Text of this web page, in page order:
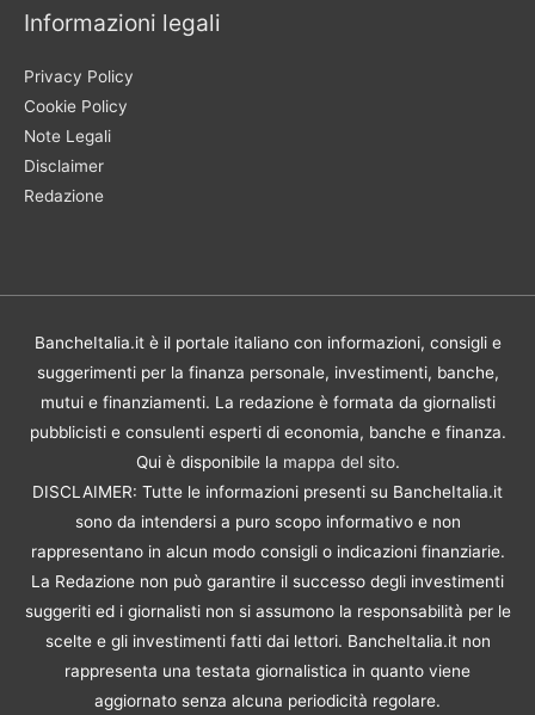
Informazioni legali
Privacy Policy
Cookie Policy
Note Legali
Disclaimer
Redazione
BancheItalia.it è il portale italiano con informazioni, consigli e
suggerimenti per la finanza personale, investimenti, banche,
mutui e finanziamenti. La redazione è formata da giornalisti
pubblicisti e consulenti esperti di economia, banche e finanza.
Qui è disponibile la mappa del sito.
DISCLAIMER: Tutte le informazioni presenti su BancheItalia.it
sono da intendersi a puro scopo informativo e non
rappresentano in alcun modo consigli o indicazioni finanziarie.
La Redazione non può garantire il successo degli investimenti
suggeriti ed i giornalisti non si assumono la responsabilità per le
scelte e gli investimenti fatti dai lettori. BancheItalia.it non
rappresenta una testata giornalistica in quanto viene
aggiornato senza alcuna periodicità regolare.